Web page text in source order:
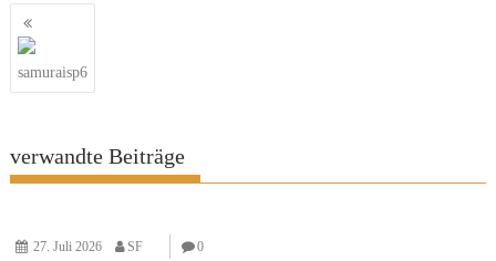
Beitragsnavigation
samuraisp6
verwandte Beiträge
27. Juli 2026 SF 0